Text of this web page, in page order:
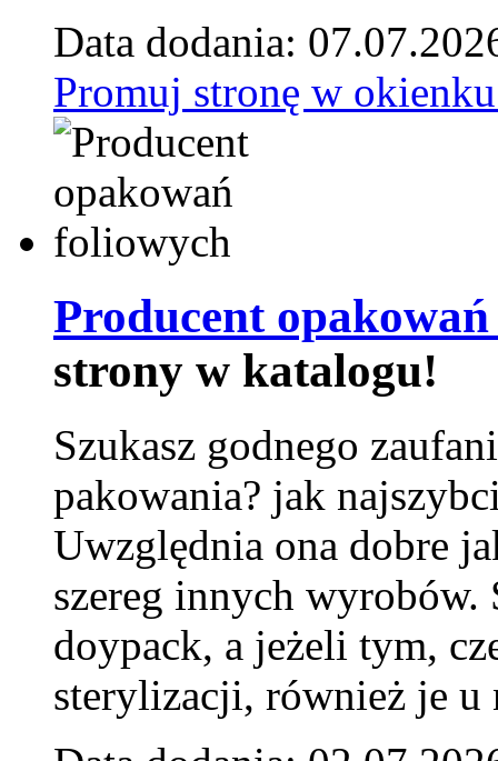
Data dodania:
Promuj stronę w
Producent
strony w katalogu!
Szukasz godnego
pakowania? jak
Uwzględnia ona dobre
szereg innych
doypack, a jeżeli tym,
sterylizacji, również je u